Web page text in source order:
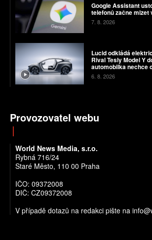
Google Assistant
telefonů začne mizet
7. 8. 2026
Lucid odkládá
Rival Tesly Model Y
automobilka nechce
chyby
6. 8. 2026
Provozovatel webu
World News Media, s.r.o.
Rybná 716/24
Staré Město, 110 00 Praha
IČO: 09372008
DIČ: CZ09372008
V případě dotazů na redakci pište na